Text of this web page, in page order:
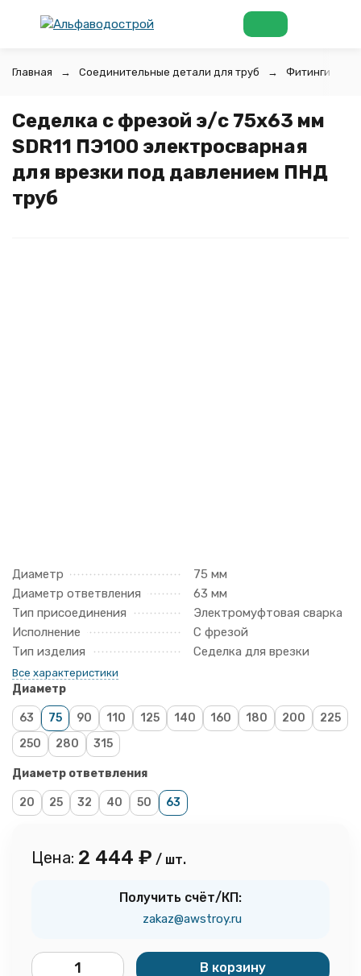
Главная Соединительные детали для труб Фитинги для
Седелка с фрезой э/с 75х63 мм
SDR11 ПЭ100 электросварная
для врезки под давлением ПНД
труб
Диаметр
75 мм
Диаметр ответвления
63 мм
Тип присоединения
Электромуфтовая сварка
Исполнение
С фрезой
Тип изделия
Седелка для врезки
Все характеристики
Диаметр
63 75 90 110 125 140 160 180 200
225
250
280 315
Диаметр ответвления
20 25 32 40 50 63
Цена: 2 444 ₽ / шт.
Получить счёт/КП:
zakaz@awstroy.ru
В корзину